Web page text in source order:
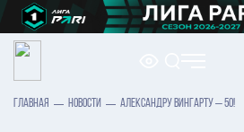
ГЛАВНАЯ НОВОСТИ АЛЕКСАНДРУ ВИНГАРТУ – 50!